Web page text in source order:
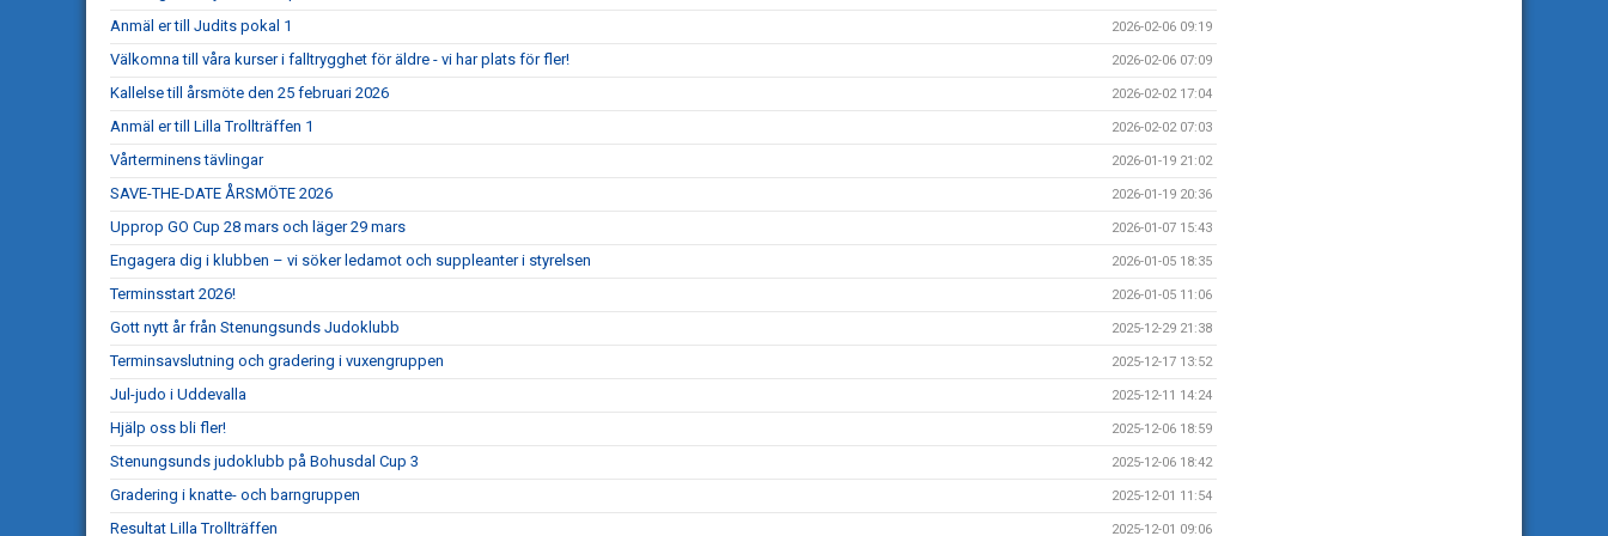
Anmäl er till Judits pokal 1 2026-02-06 09:19
Välkomna till våra kurser i falltrygghet för äldre - vi har plats för fler! 2026-02-06 07:09
Kallelse till årsmöte den 25 februari 2026 2026-02-02 17:04
Anmäl er till Lilla Trollträffen 1 2026-02-02 07:03
Vårterminens tävlingar 2026-01-19 21:02
SAVE-THE-DATE ÅRSMÖTE 2026 2026-01-19 20:36
Upprop GO Cup 28 mars och läger 29 mars 2026-01-07 15:43
Engagera dig i klubben – vi söker ledamot och suppleanter i styrelsen 2026-01-05 18:35
Terminsstart 2026! 2026-01-05 11:06
Gott nytt år från Stenungsunds Judoklubb 2025-12-29 21:38
Terminsavslutning och gradering i vuxengruppen 2025-12-17 13:52
Jul-judo i Uddevalla 2025-12-11 14:24
Hjälp oss bli fler! 2025-12-06 18:59
Stenungsunds judoklubb på Bohusdal Cup 3 2025-12-06 18:42
Gradering i knatte- och barngruppen 2025-12-01 11:54
Resultat Lilla Trollträffen 2025-12-01 09:06